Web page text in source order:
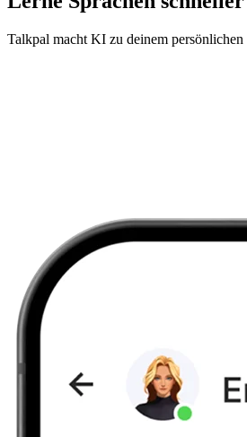
Talkpal macht KI zu deinem persönlichen